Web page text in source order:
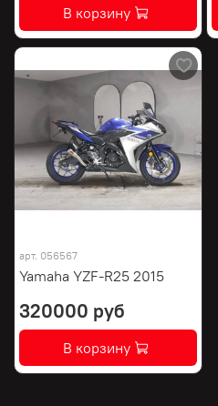
В корзину
арт. 056567
Yamaha YZF-R25 2015
320000 руб
В корзину